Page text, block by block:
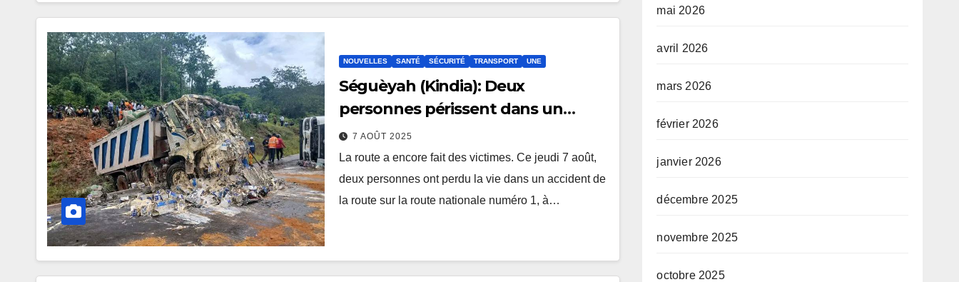
NOUVELLES SANTÉ SÉCURITÉ TRANSPORT UNE
Séguèyah (Kindia): Deux
personnes périssent dans un
accident de la circulation
7 AOÛT 2025
La route a encore fait des victimes. Ce jeudi 7 août,
deux personnes ont perdu la vie dans un accident de
la route sur la route nationale numéro 1, à…
mai 2026
avril 2026
mars 2026
février 2026
janvier 2026
décembre 2025
novembre 2025
octobre 2025